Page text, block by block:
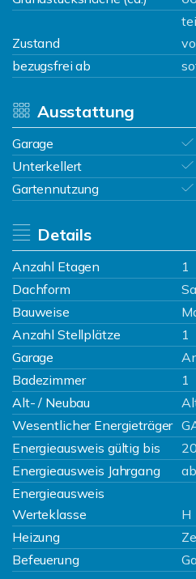
Zustand
bezugsfrei ab
Ausstattung
Garage
Unterkellert
Gartennutzung
Details
Anzahl Etagen
1
Dachform
Bauweise
Anzahl Stellplätze
1
Garage
Badezimmer
1
Alt- / Neubau
Wesentlicher Energieträger
Energieausweis gültig bis
Energieausweis Jahrgang
Energieausweis
Werteklasse
H
Heizung
Befeuerung